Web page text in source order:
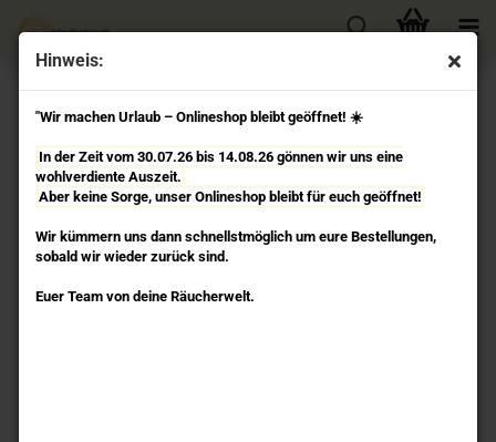
Hinweis:
"Wir machen Urlaub – Onlineshop bleibt geöffnet! ☀️
In der Zeit vom 30.07.26 bis 14.08.26 gönnen wir uns eine
wohlverdiente Auszeit.
Aber keine Sorge, unser Onlineshop bleibt für euch geöffnet!
Wir kümmern uns dann schnellstmöglich um eure Bestellungen,
sobald wir wieder zurück sind.
Euer Team von deine Räucherwelt.
« Erster « zurück weiter »
Letzter »
187Artikel in dieser Kategorie
Lotus mit Perlmutteinlage - Räucherstäbchenhalter
Speckstein Berk